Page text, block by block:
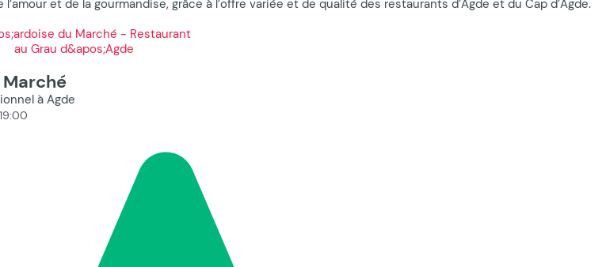
et de la gourmandise, grâce à l’offre variée et de qualité des restaurants d’Agde et du Cap d’Agde.
Marché
à Agde